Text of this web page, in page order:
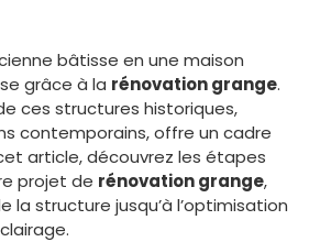
bâtisse en une maison
grâce à la rénovation grange.
ces structures historiques,
contemporains, offre un cadre
article, découvrez les étapes
projet de rénovation grange,
la structure jusqu’à l’optimisation